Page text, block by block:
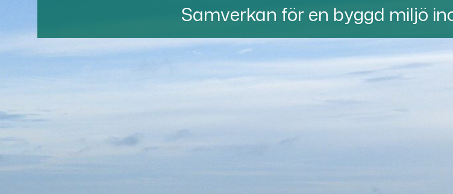
Samverkan för en byggd miljö